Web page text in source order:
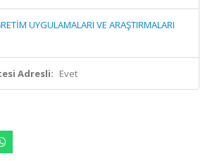
UYGULAMALARI VE ARAŞTIRMALARI
Adresli: Evet